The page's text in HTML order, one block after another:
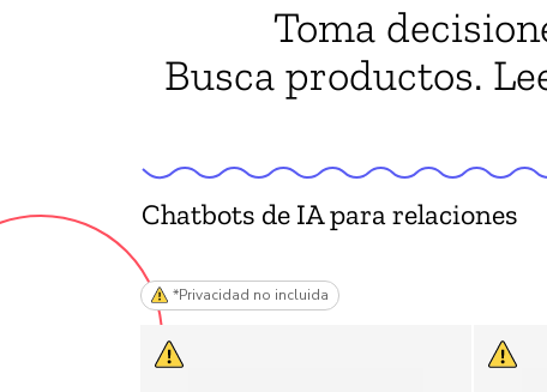
Toma
Busca productos.
Chatbots de IA para relaciones
*Privacidad no incluida